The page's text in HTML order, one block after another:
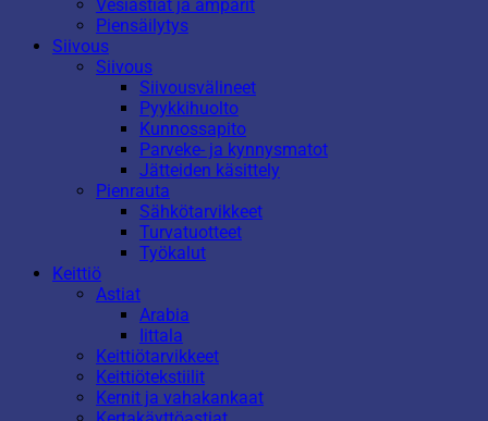
Vesiastiat ja ämpärit
Piensäilytys
Siivous
Siivous
Siivousvälineet
Pyykkihuolto
Kunnossapito
Parveke- ja kynnysmatot
Jätteiden käsittely
Pienrauta
Sähkötarvikkeet
Turvatuotteet
Työkalut
Keittiö
Astiat
Arabia
Iittala
Keittiötarvikkeet
Keittiötekstiilit
Kernit ja vahakankaat